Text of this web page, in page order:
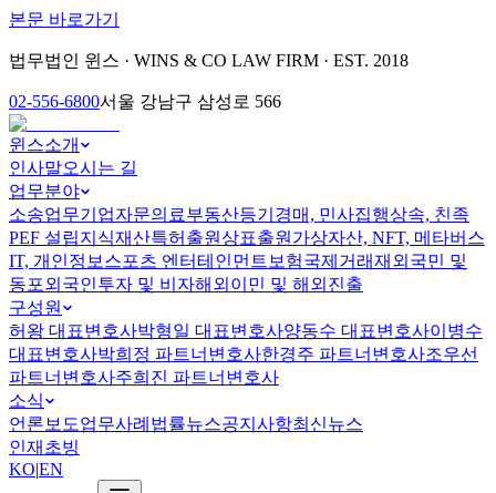
본문 바로가기
법무법인 윈스 · WINS & CO LAW FIRM · EST. 2018
02-556-6800서울 강남구 삼성로 566
윈스소개
인사말오시는 길
업무분야
소송업무기업자문의료부동산등기 경매, 민사집행상속, 친족
PEF 설립지식재산특허출원상표출원 가상자산, NFT, 메타버스
IT, 개인정보 스포츠 엔터테인먼트 보험국제거래재외국민 및
동포외국인투자 및 비자해외이민 및 해외진출
구성원
허왕 대표변호사박형일 대표변호사양동수 대표변호사이병수
대표변호사박희정 파트너변호사한경주 파트너변호사조우선
파트너변호사주희진 파트너변호사
소식
언론보도업무사례 법률뉴스공지사항최신뉴스
인재초빙
KO|EN